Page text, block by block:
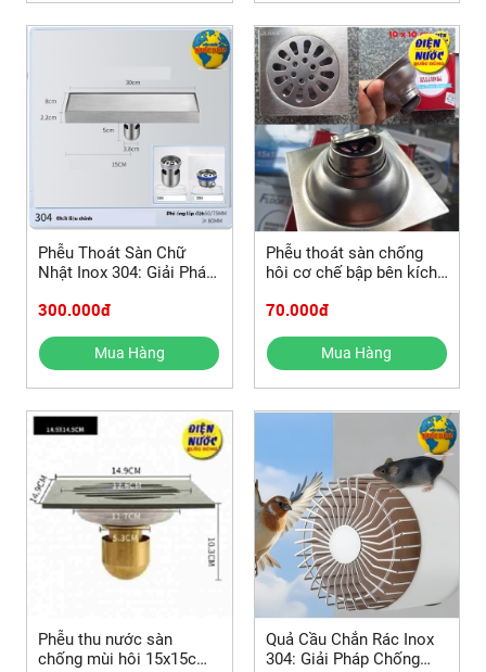
Phễu Thoát Sàn Chữ
Nhật Inox 304: Giải Pháp
Tối Ưu Với 2 Cơ Cấu
300.000đ
Mua Hàng
Phễu thoát sàn chống
hôi cơ chế bập bên kích
70.000đ
Mua Hàng
Phễu thu nước sàn
chống mùi hôi 15x15cm
Quả Cầu Chắn Rác Inox
304: Giải Pháp Chống